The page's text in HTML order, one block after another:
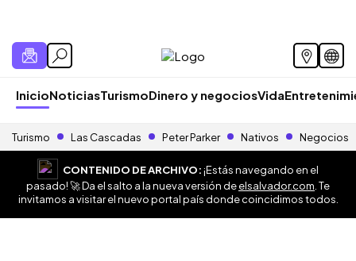
InicioNoticiasTurismoDinero y negociosVida
Turismo Las Cascadas Peter Parker Nativos Negocios
CONTENIDO DE ARCHIVO:¡Estás navegando en el
pasado! 🚀 Da el salto a la nueva versión deelsalvador.com . Te
invitamos a visitar el nuevo portal país donde coincidimos todos.